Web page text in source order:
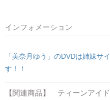
インフォメーション
「美奈月ゆう」のDVDは姉妹サ
す！！
【関連商品】 ティーンアイ